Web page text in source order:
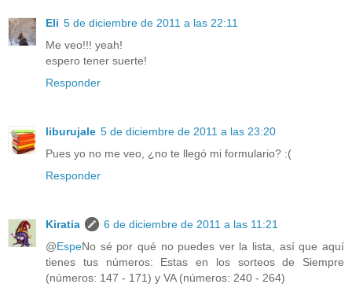
Eli 5 de diciembre de 2011 a las 22:11
Me veo!!! yeah!
espero tener suerte!
Responder
liburujale 5 de diciembre de 2011 a las 23:20
Pues yo no me veo, ¿no te llegó mi formulario? :(
Responder
Kiratia
6 de diciembre de 2011 a las 11:21
@EspeNo sé por qué no puedes ver la lista, así que aquí
tienes tus números: Estas en los sorteos de Siempre
(números: 147 - 171) y VA (números: 240 - 264)